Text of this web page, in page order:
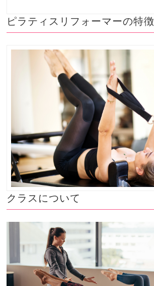
ピラティスリフォーマーの特徴
クラスについて